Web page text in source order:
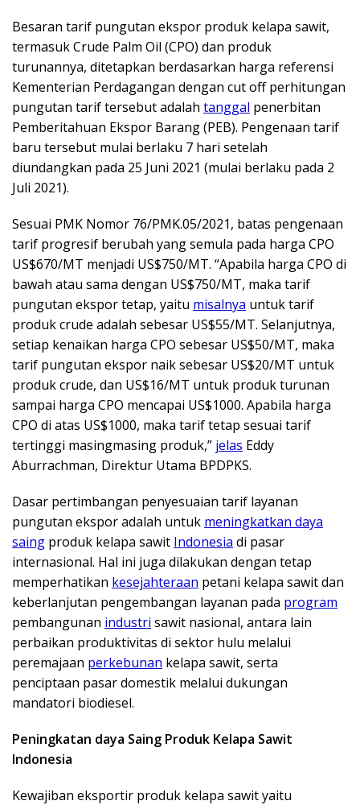
Besaran tarif pungutan ekspor produk kelapa sawit,
termasuk Crude Palm Oil (CPO) dan produk
turunannya, ditetapkan berdasarkan harga referensi
Kementerian Perdagangan dengan cut off perhitungan
pungutan tarif tersebut adalah tanggal penerbitan
Pemberitahuan Ekspor Barang (PEB). Pengenaan tarif
baru tersebut mulai berlaku 7 hari setelah
diundangkan pada 25 Juni 2021 (mulai berlaku pada 2
Juli 2021).
Sesuai PMK Nomor 76/PMK.05/2021, batas pengenaan
tarif progresif berubah yang semula pada harga CPO
US$670/MT menjadi US$750/MT. “Apabila harga CPO di
bawah atau sama dengan US$750/MT, maka tarif
pungutan ekspor tetap, yaitu misalnya untuk tarif
produk crude adalah sebesar US$55/MT. Selanjutnya,
setiap kenaikan harga CPO sebesar US$50/MT, maka
tarif pungutan ekspor naik sebesar US$20/MT untuk
produk crude, dan US$16/MT untuk produk turunan
sampai harga CPO mencapai US$1000. Apabila harga
CPO di atas US$1000, maka tarif tetap sesuai tarif
tertinggi masingmasing produk,” jelas Eddy
Aburrachman, Direktur Utama BPDPKS.
Dasar pertimbangan penyesuaian tarif layanan
pungutan ekspor adalah untuk meningkatkan daya
saing produk kelapa sawit Indonesia di pasar
internasional. Hal ini juga dilakukan dengan tetap
memperhatikan kesejahteraan petani kelapa sawit dan
keberlanjutan pengembangan layanan pada program
pembangunan industri sawit nasional, antara lain
perbaikan produktivitas di sektor hulu melalui
peremajaan perkebunan kelapa sawit, serta
penciptaan pasar domestik melalui dukungan
mandatori biodiesel.
Peningkatan daya Saing Produk Kelapa Sawit
Indonesia
Kewajiban eksportir produk kelapa sawit yaitu